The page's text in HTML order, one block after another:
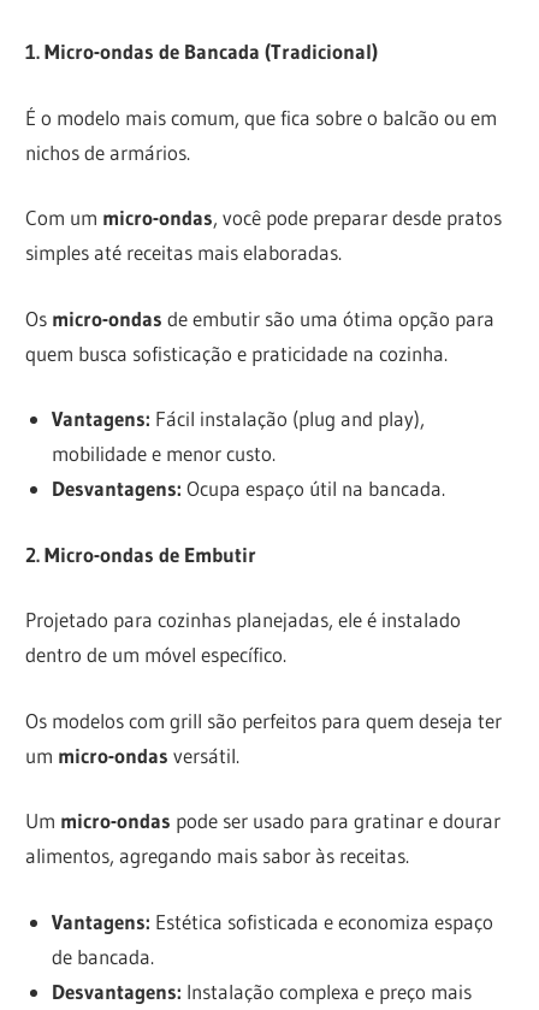
1. Micro-ondas de Bancada (Tradicional)
É o modelo mais comum, que fica sobre o balcão ou em
nichos de armários.
Com um micro-ondas, você pode preparar desde pratos
simples até receitas mais elaboradas.
Os micro-ondas de embutir são uma ótima opção para
quem busca sofisticação e praticidade na cozinha.
Vantagens: Fácil instalação (plug and play),
mobilidade e menor custo.
Desvantagens: Ocupa espaço útil na bancada.
2. Micro-ondas de Embutir
Projetado para cozinhas planejadas, ele é instalado
dentro de um móvel específico.
Os modelos com grill são perfeitos para quem deseja ter
um micro-ondas versátil.
Um micro-ondas pode ser usado para gratinar e dourar
alimentos, agregando mais sabor às receitas.
Vantagens: Estética sofisticada e economiza espaço
de bancada.
Desvantagens: Instalação complexa e preço mais